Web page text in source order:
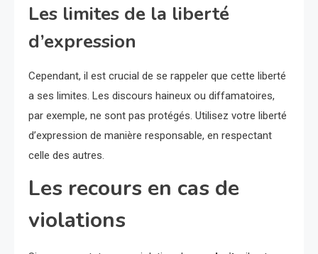
Les limites de la liberté
d’expression
Cependant, il est crucial de se rappeler que cette liberté
a ses limites. Les discours haineux ou diffamatoires,
par exemple, ne sont pas protégés. Utilisez votre liberté
d’expression de manière responsable, en respectant
celle des autres.
Les recours en cas de
violations